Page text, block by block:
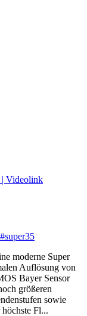
#super35
moderne Super
Auflösung von
Bayer Sensor
größeren
sowie
Fl...